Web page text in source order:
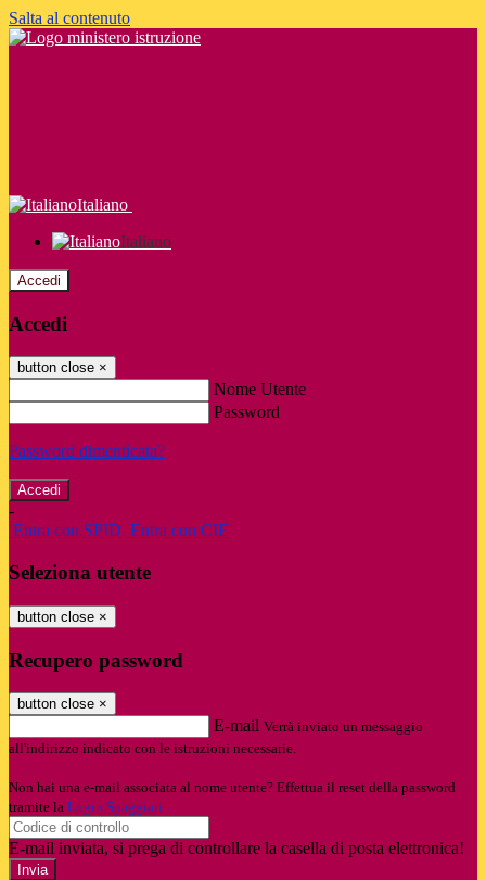
Salta al contenuto
Italiano
Italiano
Accedi
Accedi
button close ×
Nome Utente
Password
Password dimenticata?
-
Entra con SPID Entra con CIE
Seleziona utente
button close ×
Recupero password
button close ×
E-mail Verrà inviato un messaggio
all'indirizzo indicato con le istruzioni necessarie.
Non hai una e-mail associata al nome utente? Effettua il reset della password
tramite la Login Spaggiari
E-mail inviata, si prega di controllare la casella di posta elettronica!